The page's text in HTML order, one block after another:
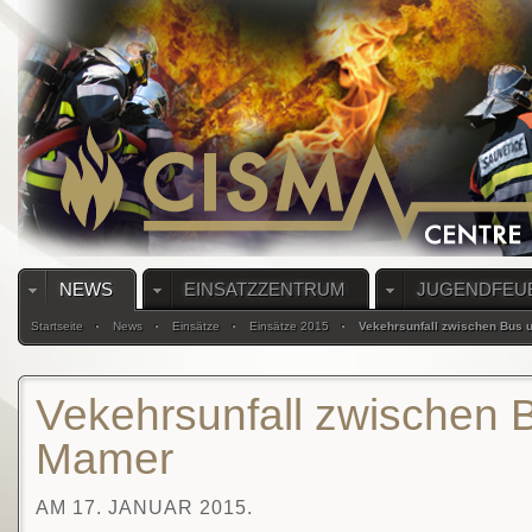
NEWS EINSATZZENTRUM
Startseite News Einsätze Einsätze 2015 Vekehrsunfall zwischen Bus
Vekehrsunfall zwischen
Mamer
AM 17. JANUAR 2015.